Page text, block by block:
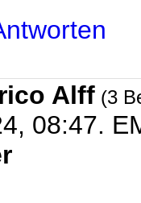
Alff (3
08:47.